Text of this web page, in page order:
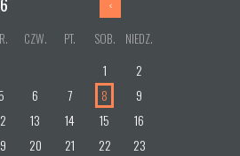
CZW. PT. SOB. NIEDZ.
1
2
5 6 7 8
9
13 14 15
16
20 21 22
23